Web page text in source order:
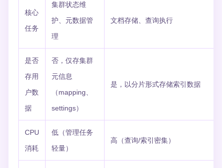
核心
任务
集群状态维
护、元数据管
理
文档存储、查询执行
是否
存用
户数
据
否，仅存集群
元信息
（mapping、
settings）
是，以分片形式存储索引数据
CPU
消耗
低（管理任务
轻量）
高（查询/索引密集）